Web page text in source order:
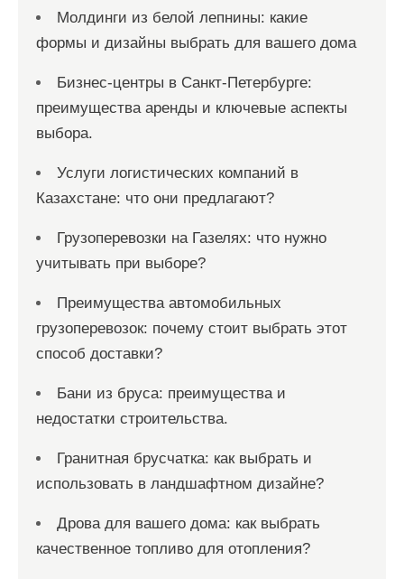
Молдинги из белой лепнины: какие
формы и дизайны выбрать для вашего дома
Бизнес-центры в Санкт-Петербурге:
преимущества аренды и ключевые аспекты
выбора.
Услуги логистических компаний в
Казахстане: что они предлагают?
Грузоперевозки на Газелях: что нужно
учитывать при выборе?
Преимущества автомобильных
грузоперевозок: почему стоит выбрать этот
способ доставки?
Бани из бруса: преимущества и
недостатки строительства.
Гранитная брусчатка: как выбрать и
использовать в ландшафтном дизайне?
Дрова для вашего дома: как выбрать
качественное топливо для отопления?